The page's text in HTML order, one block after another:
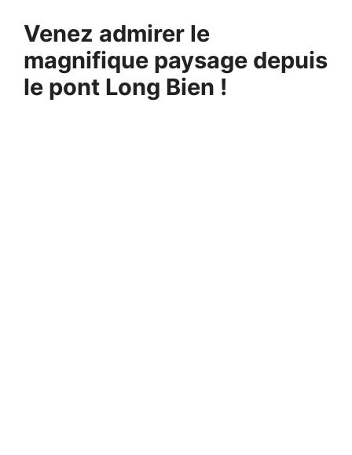
Venez admirer le
magnifique paysage depuis
le pont Long Bien !